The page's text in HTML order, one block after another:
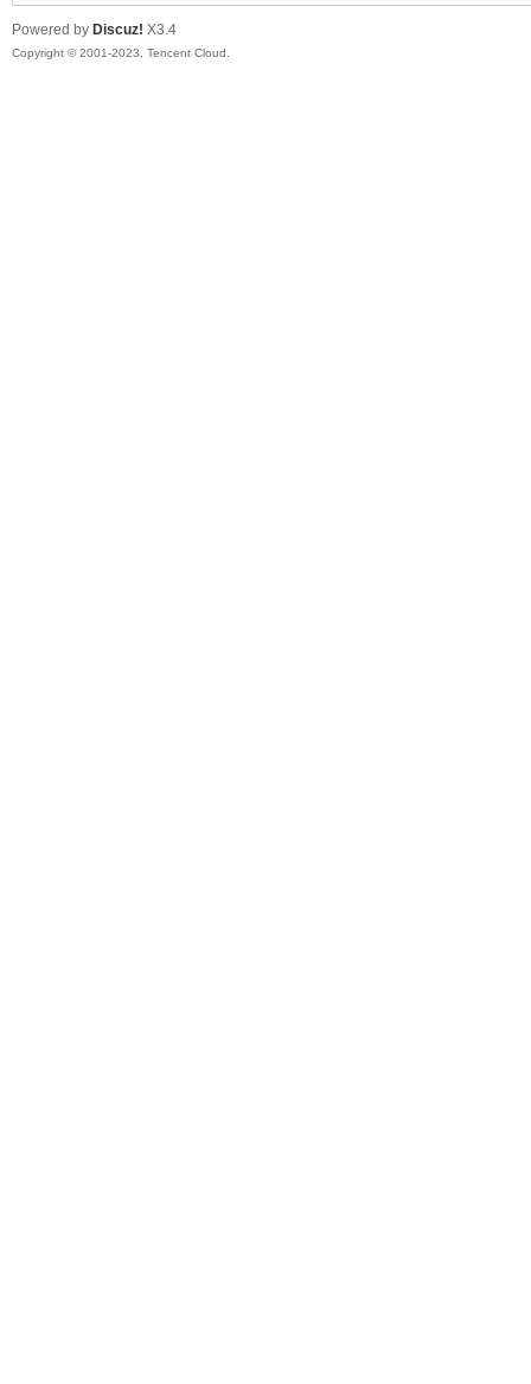
Powered by Discuz! X3.4
Copyright © 2001-2023, Tencent Cloud.